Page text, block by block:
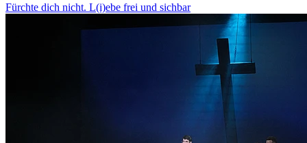
Fürchte dich nicht. L(i)ebe frei und sichbar